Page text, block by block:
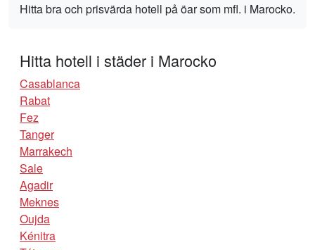
Hitta bra och prisvärda hotell på öar som mfl. i Marocko.
Hitta hotell i städer i Marocko
Casablanca
Rabat
Fez
Tanger
Marrakech
Sale
Agadir
Meknes
Oujda
Kénitra